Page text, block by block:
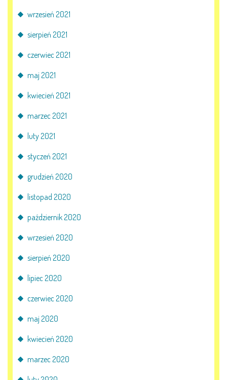
wrzesień 2021
sierpień 2021
czerwiec 2021
maj 2021
kwiecień 2021
marzec 2021
luty 2021
styczeń 2021
grudzień 2020
listopad 2020
październik 2020
wrzesień 2020
sierpień 2020
lipiec 2020
czerwiec 2020
maj 2020
kwiecień 2020
marzec 2020